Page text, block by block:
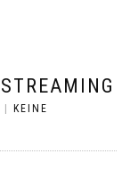
KEINE